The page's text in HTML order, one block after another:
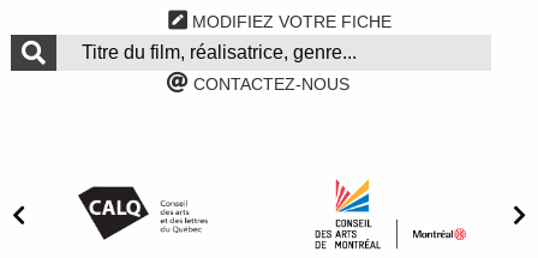
MODIFIEZ VOTRE FICHE
CONTACTEZ-NOUS